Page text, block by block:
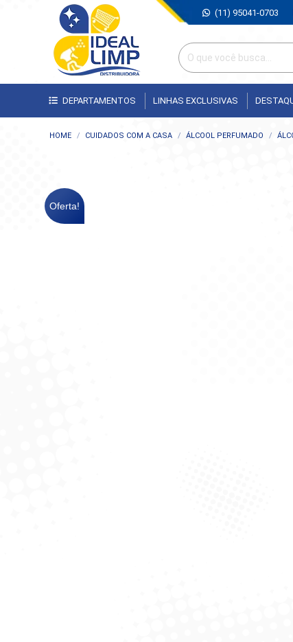
(11) 95041-0703
DEPARTAMENTOS LINHAS EXCLUSIVAS
Você está aqui:
HOME CUIDADOS COM A CASA ÁLCOOL PERFUMADO
Oferta!